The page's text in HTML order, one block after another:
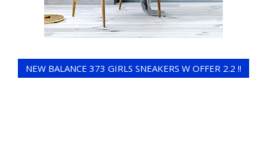
NEW BALANCE 373 GIRLS SNEAKERS W OFFER 2.2 !!